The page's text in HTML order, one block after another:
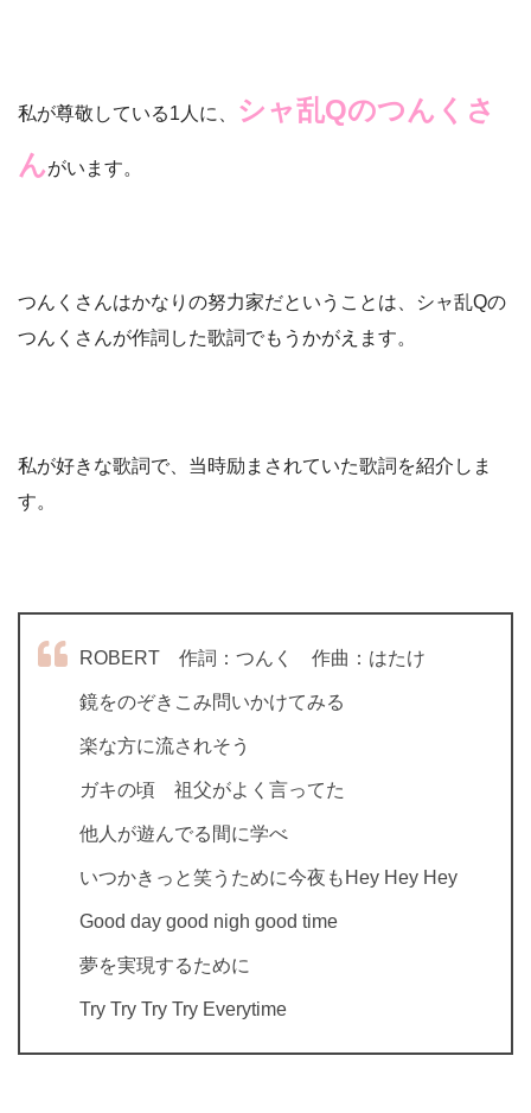
私が尊敬している1人に、
シャ乱Qのつんくさ
んがいます。
つんくさんはかなりの努力家だということは、シャ乱Qの
つんくさんが作詞した歌詞でもうかがえます。
私が好きな歌詞で、当時励まされていた歌詞を紹介しま
す。
ROBERT 作詞：つんく 作曲：はたけ
鏡をのぞきこみ問いかけてみる
楽な方に流されそう
ガキの頃 祖父がよく言ってた
他人が遊んでる間に学べ
いつかきっと笑うために今夜もHey Hey Hey
Good day good nigh good time
夢を実現するために
Try Try Try Try Everytime